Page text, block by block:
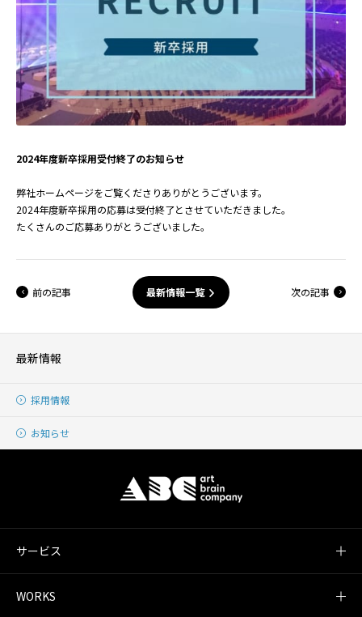
2024年度新卒採用受付終了のお知らせ
弊社ホームページをご覧くださりありがとうございます。
2024年度新卒採用の応募は受付終了とさせていただきました。
たくさんのご応募ありがとうございました。
前の記事 次の記事
最新情報一覧
最新情報
採用情報
お知らせ
サービス
WORKS